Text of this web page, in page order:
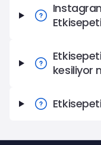
kesiliyor